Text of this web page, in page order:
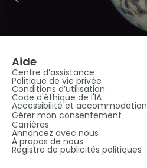
Aide
Centre d’assistance
Politique de vie privée
Conditions d’utilisation
Code d'éthique de l'IA
Accessibilité et accommodation
Gérer mon consentement
Carrières
Annoncez avec nous
À propos de nous
Registre de publicités politiques